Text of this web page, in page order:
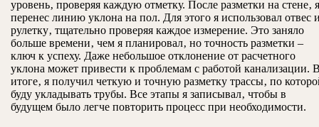
уровень‚ проверяя каждую отметку. После разметки на стене‚ я
перенес линию уклона на пол. Для этого я использовал отвес
рулетку‚ тщательно проверяя каждое измерение. Это заняло
больше времени‚ чем я планировал‚ но точность разметки –
ключ к успеху. Даже небольшое отклонение от расчетного
уклона может привести к проблемам с работой канализации.
итоге‚ я получил четкую и точную разметку трассы‚ по
буду укладывать трубы. Все этапы я записывал‚ чтобы в
будущем было легче повторить процесс при необходимости.